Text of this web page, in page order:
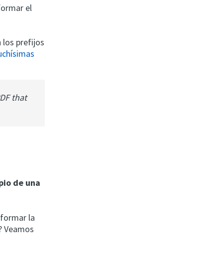
el
los prefijos
that
de una
la
Veamos